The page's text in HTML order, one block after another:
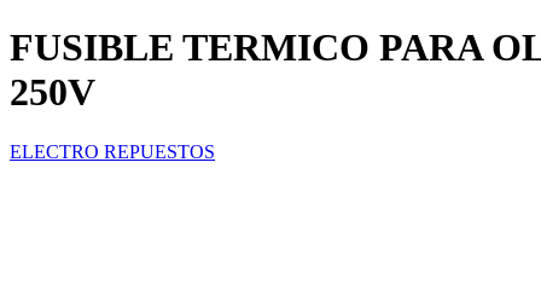
FUSIBLE TERMICO PARA
250V
ELECTRO REPUESTOS